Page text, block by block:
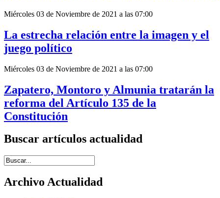
Miércoles 03 de Noviembre de 2021 a las 07:00
La estrecha relación entre la imagen y el
juego político
Miércoles 03 de Noviembre de 2021 a las 07:00
Zapatero, Montoro y Almunia tratarán la
reforma del Artículo 135 de la
Constitución
Buscar artículos actualidad
Introduce términos de búsqueda
Archivo Actualidad